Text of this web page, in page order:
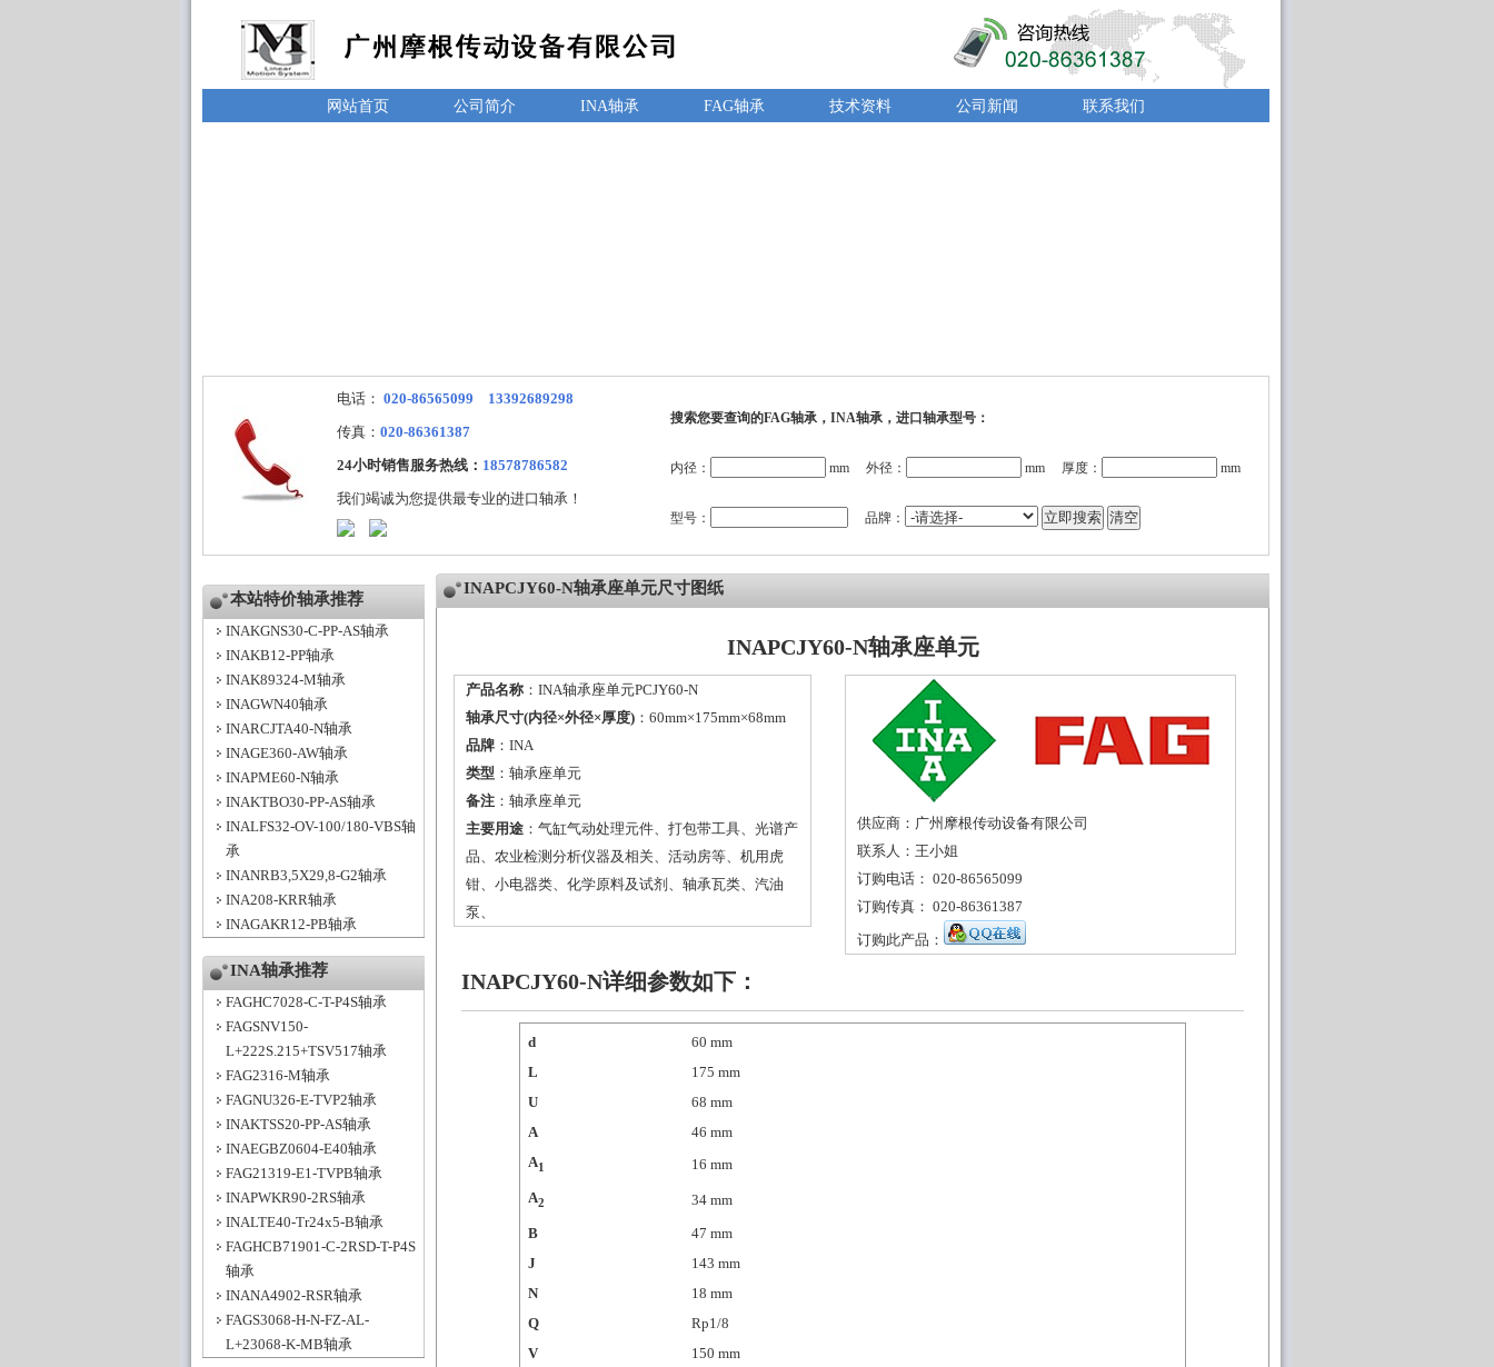
网站首页 公司简介 INA轴承 FAG轴承 技术资料 公司新闻 联系我们
电话： 020-86565099 13392689298
传真： 020-86361387
24小时销售服务热线： 18578786582
我们竭诚为您提供最专业的进口轴承！
搜索您要查询的FAG轴承，INA轴承，进口轴承型号：
内径： mm 外径： mm 厚度： mm
型号： 品牌：
本站特价轴承推荐
INAKGNS30-C-PP-AS轴承
INAKB12-PP轴承
INAK89324-M轴承
INAGWN40轴承
INARCJTA40-N轴承
INAGE360-AW轴承
INAPME60-N轴承
INAKTBO30-PP-AS轴承
INALFS32-OV-100/180-VBS轴
承
INANRB3,5X29,8-G2轴承
INA208-KRR轴承
INAGAKR12-PB轴承
INA轴承推荐
FAGHC7028-C-T-P4S轴承
FAGSNV150-
L+222S.215+TSV517轴承
FAG2316-M轴承
FAGNU326-E-TVP2轴承
INAKTSS20-PP-AS轴承
INAEGBZ0604-E40轴承
FAG21319-E1-TVPB轴承
INAPWKR90-2RS轴承
INALTE40-Tr24x5-B轴承
FAGHCB71901-C-2RSD-T-P4S
轴承
INANA4902-RSR轴承
FAGS3068-H-N-FZ-AL-
L+23068-K-MB轴承
INAPCJY60-N轴承座单元尺寸图纸
INAPCJY60-N轴承座单元
产品名称 ：INA轴承座单元PCJY60-N
轴承尺寸(内径×外径×厚度) ：60mm×175mm×68mm
品牌 ： INA
类型 ： 轴承座单元
备注 ：轴承座单元
主要用途 ：气缸气动处理元件、打包带工具、光谱产
品、农业检测分析仪器及相关、活动房等、机用虎
钳、小电器类、化学原料及试剂、轴承瓦类、汽油
泵、
供应商：广州摩根传动设备有限公司
联系人：王小姐
订购电话： 020-86565099
订购传真： 020-86361387
订购此产品：
INAPCJY60-N详细参数如下：
d 60 mm
L
175 mm
U
68 mm
A
46 mm
A1 16 mm
A2 34 mm
B
47 mm
J
143 mm
N
18 mm
Q
Rp1/8
V
150 mm